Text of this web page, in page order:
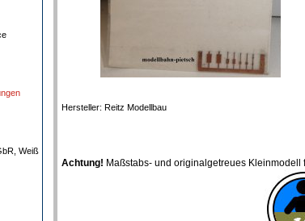
Weiß
Hersteller: Reitz Modellbau
Achtung! Maßstabs- und originalgetreues Kleinmodell